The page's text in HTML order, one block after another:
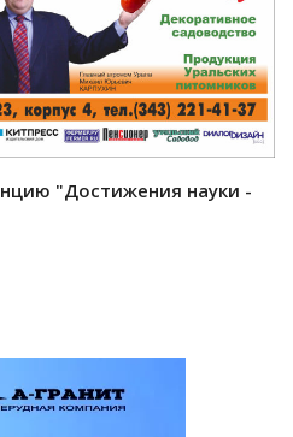
"Достижения науки -